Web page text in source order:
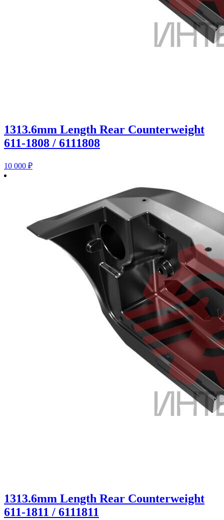
1313.6mm Length Rear Counterweight
611-1808 / 6111808
10 000 ₽
1313.6mm Length Rear Counterweight
611-1811 / 6111811